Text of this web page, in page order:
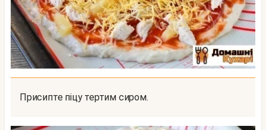
Присипте піцу тертим сиром.